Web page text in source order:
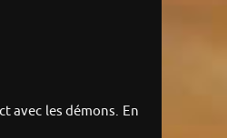
avec les démons. En